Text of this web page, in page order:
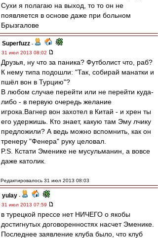
Сухи я полагаю на выход, то то он не
появляется в основе даже при больном
Брызгалове
Superfuzz -
31 июл 2013 08:02
Друзья, ну что за паника? Футболист что, раб?
К нему типа подошли: "Так, собирай манатки и
пшёл вон в Турцию"?
В любом случае перейти или не перейти куда-
либо - в первую очередь желание
игрока.Вагнер вон захотел в Китай - и хрен ты
его удержишь. Кто знает, какую там Эму лчику
предложили? А ведь можно вспомнить, как он
тренеру "Фенера" руку целовал.
P.S. Кстати Эменике не мусульманин, а вовсе
даже католик.
Редактировалось 31 июл 2013 08:03
yulay -
31 июл 2013 07:59
в турецкой прессе нет НИЧЕГО о якобы
достигнутых договоренностях насчет Эменике.
Последнее заявление клуба было, что клуб